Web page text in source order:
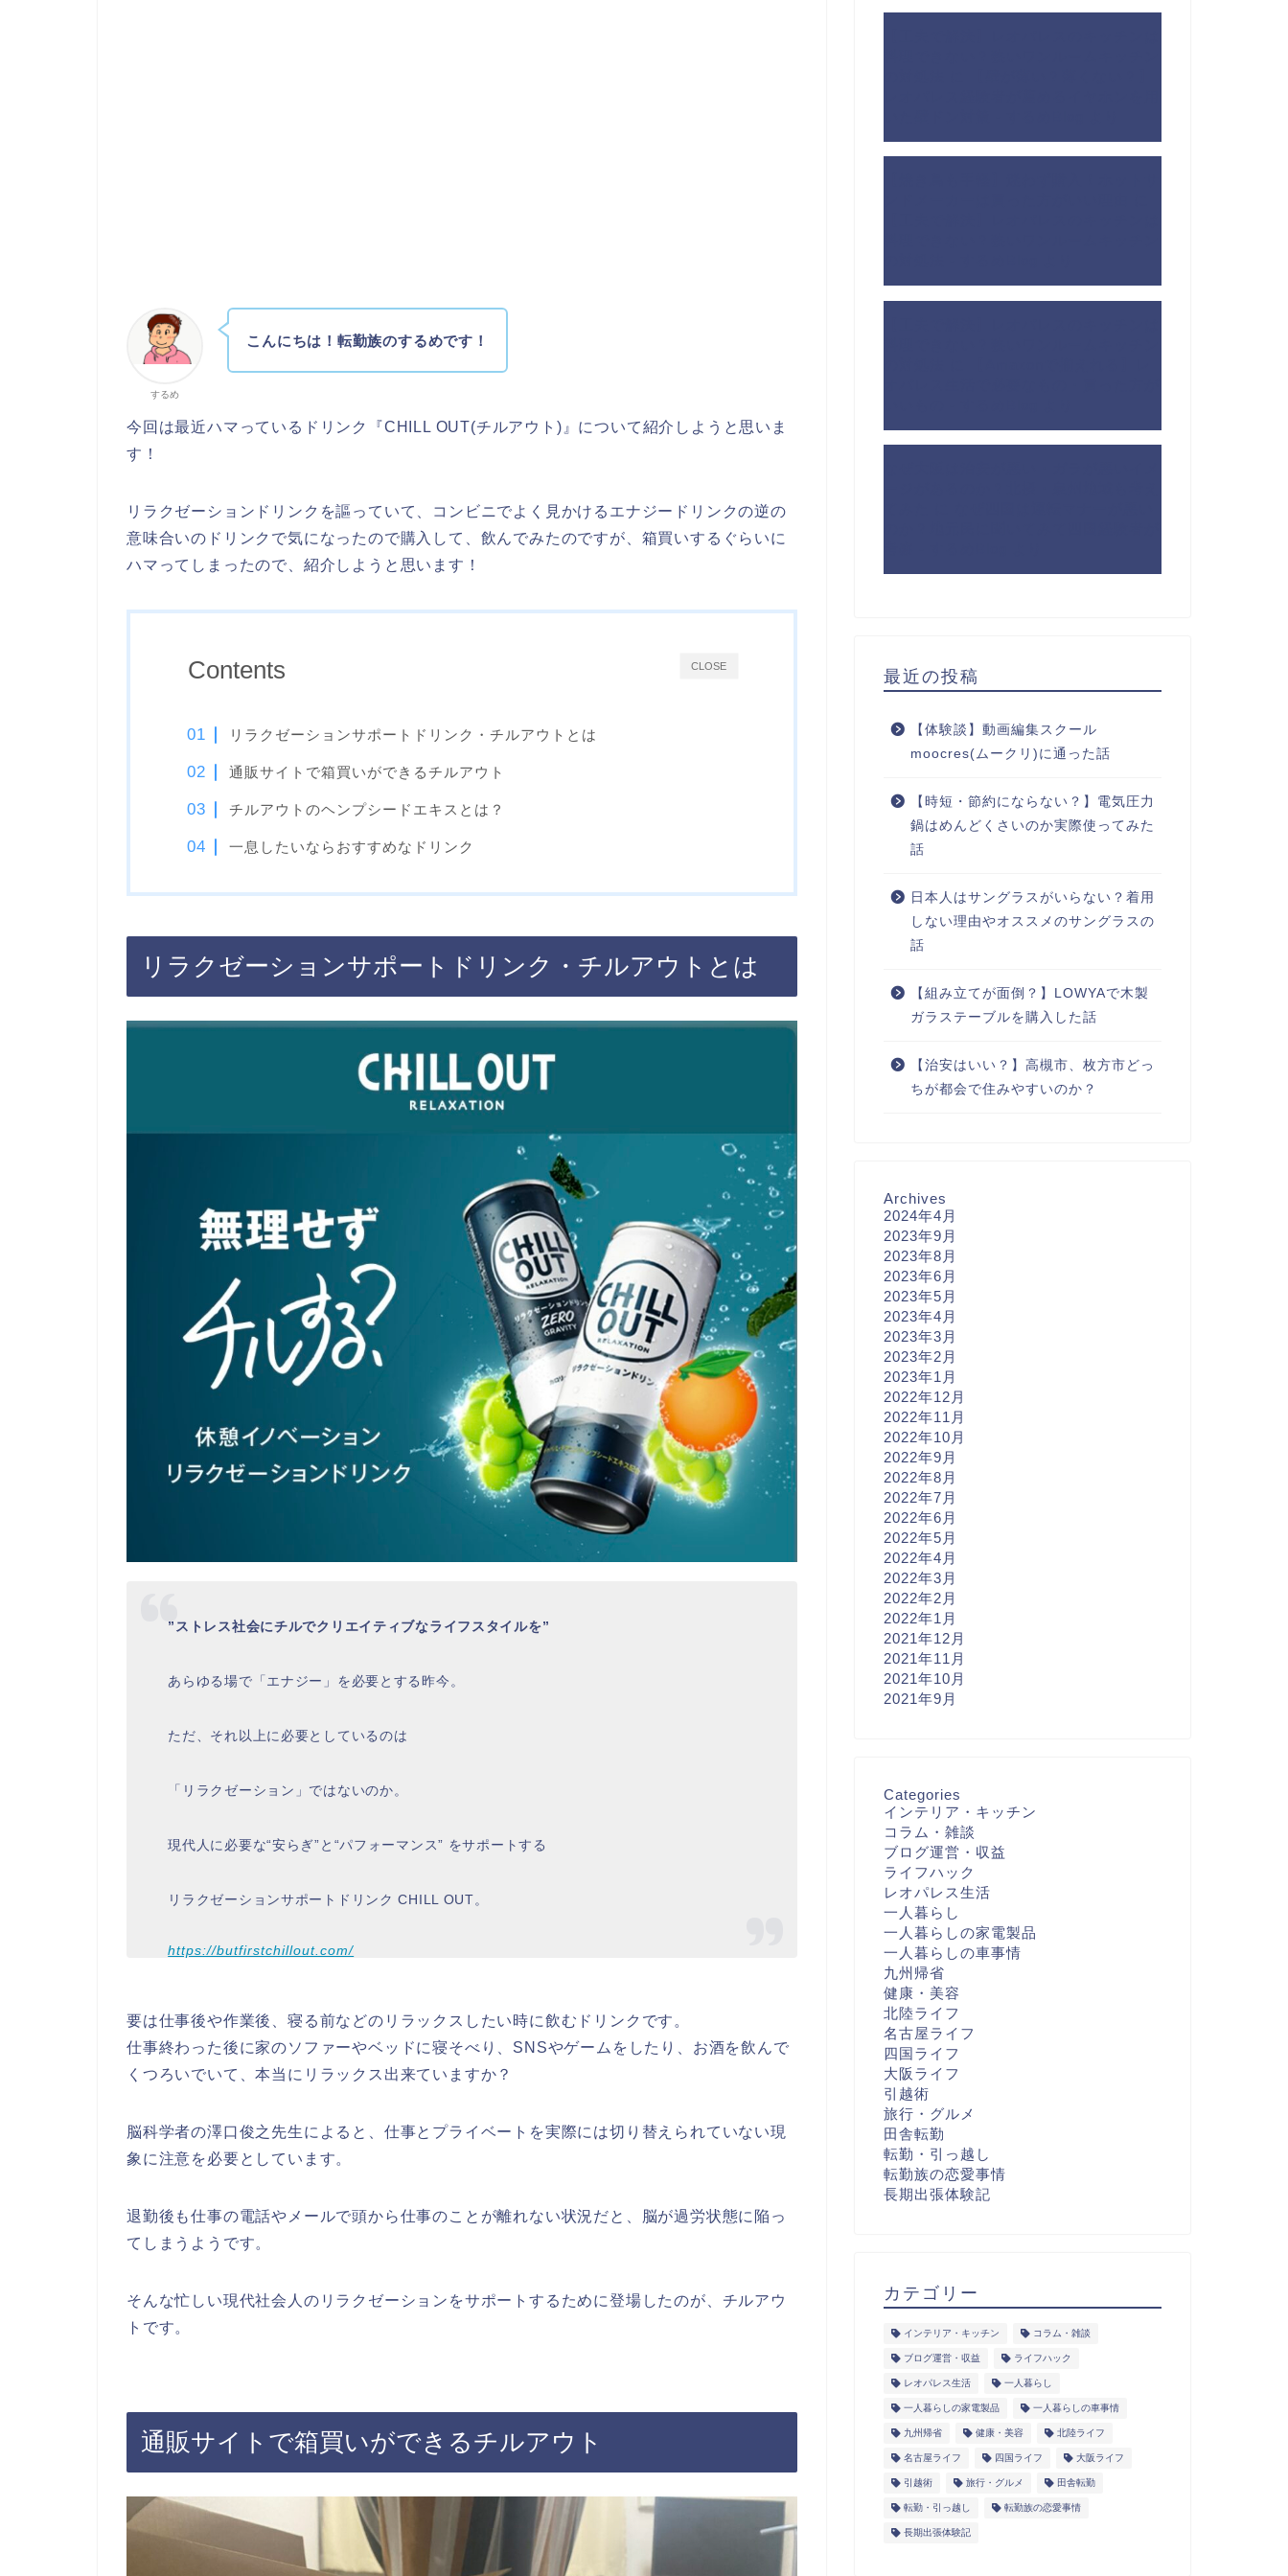
するめ
こんにちは！転勤族のするめです！
今回は最近ハマっているドリンク『CHILL OUT(チルアウト)』について紹介しようと思いま
す！
リラクゼーションドリンクを謳っていて、コンビニでよく見かけるエナジードリンクの逆の
意味合いのドリンクで気になったので購入して、飲んでみたのですが、箱買いするぐらいに
ハマってしまったので、紹介しようと思います！
CLOSE
Contents
リラクゼーションサポートドリンク・チルアウトとは
通販サイトで箱買いができるチルアウト
チルアウトのヘンプシードエキスとは？
一息したいならおすすめなドリンク
リラクゼーションサポートドリンク・チルアウトとは
”ストレス社会にチルでクリエイティブなライフスタイルを”
あらゆる場で「エナジー」を必要とする昨今。
ただ、それ以上に必要としているのは
「リラクゼーション」ではないのか。
現代人に必要な“安らぎ”と“パフォーマンス” をサポートする
リラクゼーションサポートドリンク CHILL OUT。
https://butfirstchillout.com/
要は仕事後や作業後、寝る前などのリラックスしたい時に飲むドリンクです。
仕事終わった後に家のソファーやベッドに寝そべり、SNSやゲームをしたり、お酒を飲んで
くつろいでいて、本当にリラックス出来ていますか？
脳科学者の澤口俊之先生によると、仕事とプライベートを実際には切り替えられていない現
象に注意を必要としています。
退勤後も仕事の電話やメールで頭から仕事のことが離れない状況だと、脳が過労状態に陥っ
てしまうようです。
そんな忙しい現代社会人のリラクゼーションをサポートするために登場したのが、チルアウ
トです。
通販サイトで箱買いができるチルアウト
最近の投稿
【体験談】動画編集スクール
moocres(ムークリ)に通った話
【時短・節約にならない？】電気圧力
鍋はめんどくさいのか実際使ってみた
話
日本人はサングラスがいらない？着用
しない理由やオススメのサングラスの
話
【組み立てが面倒？】LOWYAで木製
ガラステーブルを購入した話
【治安はいい？】高槻市、枚方市どっ
ちが都会で住みやすいのか？
Archives
2024年4月
2023年9月
2023年8月
2023年6月
2023年5月
2023年4月
2023年3月
2023年2月
2023年1月
2022年12月
2022年11月
2022年10月
2022年9月
2022年8月
2022年7月
2022年6月
2022年5月
2022年4月
2022年3月
2022年2月
2022年1月
2021年12月
2021年11月
2021年10月
2021年9月
Categories
インテリア・キッチン
コラム・雑談
ブログ運営・収益
ライフハック
レオパレス生活
一人暮らし
一人暮らしの家電製品
一人暮らしの車事情
九州帰省
健康・美容
北陸ライフ
名古屋ライフ
四国ライフ
大阪ライフ
引越術
旅行・グルメ
田舎転勤
転勤・引っ越し
転勤族の恋愛事情
長期出張体験記
カテゴリー
インテリア・キッチン コラム・雑談
ブログ運営・収益 ライフハック
レオパレス生活 一人暮らし
一人暮らしの家電製品 一人暮らしの車事情
九州帰省 健康・美容 北陸ライフ
名古屋ライフ 四国ライフ 大阪ライフ
引越術 旅行・グルメ 田舎転勤
転勤・引っ越し 転勤族の恋愛事情
長期出張体験記